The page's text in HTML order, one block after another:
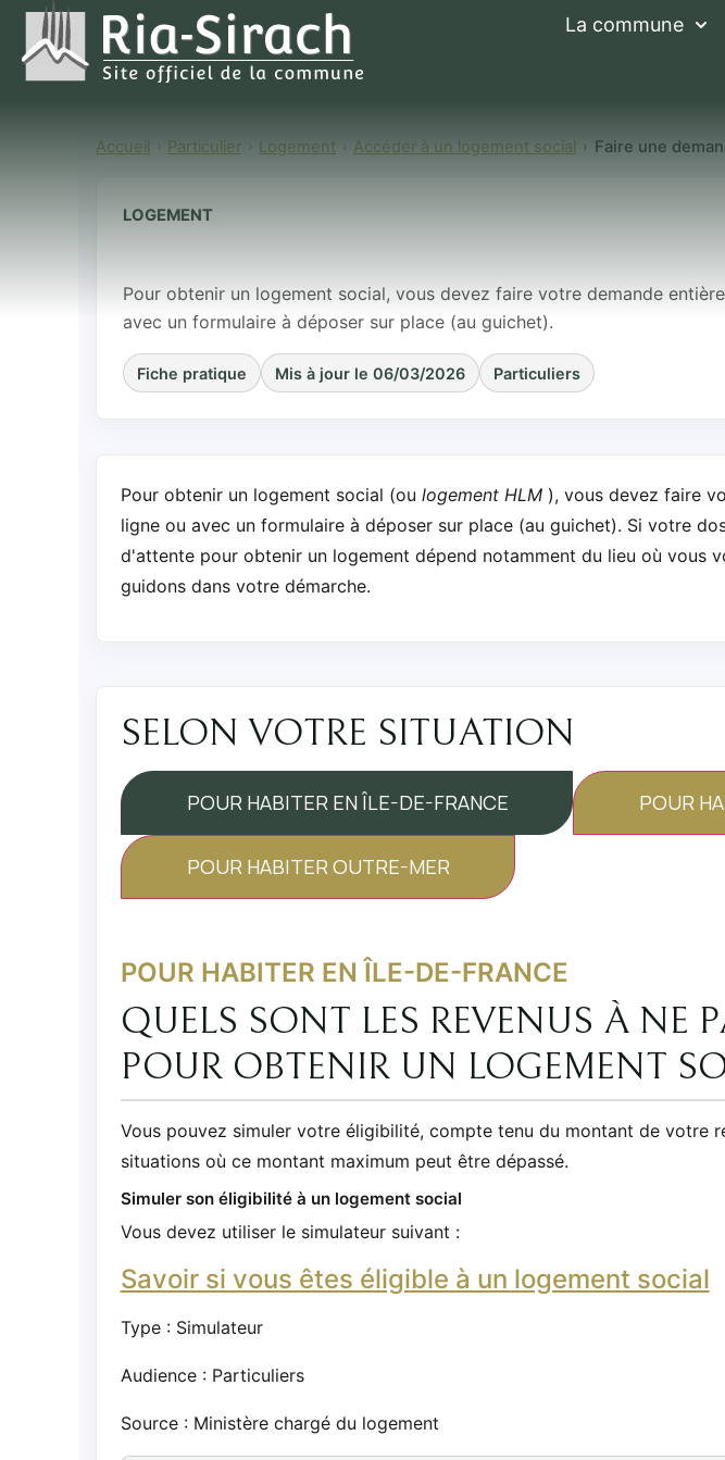
La commune
Accueil Particulier Logement Accéder à un logement social Faire une
LOGEMENT
Faire une demande
Pour obtenir un logement social, vous devez faire votre demande
avec un formulaire à déposer sur place (au guichet).
Fiche pratique Mis à jour le 06/03/2026 Particuliers
Pour obtenir un logement social (ou logement HLM), vous devez faire
ligne ou avec un formulaire à déposer sur place (au guichet). Si votre
d'attente pour obtenir un logement dépend notamment du lieu où vous
guidons dans votre démarche.
SELON VOTRE SITUATION
POUR HABITER EN ÎLE-DE-FRANCE POUR
POUR HABITER OUTRE-MER
POUR HABITER EN ÎLE-DE-FRANCE
QUELS SONT LES REVENUS À NE
POUR OBTENIR UN LOGEMENT
Vous pouvez simuler votre éligibilité, compte tenu du montant de votre
situations où ce montant maximum peut être dépassé.
Simuler son éligibilité à un logement social
Vous devez utiliser le simulateur suivant :
Savoir si vous êtes éligible à un logement social
Type : Simulateur
Audience : Particuliers
Source : Ministère chargé du logement